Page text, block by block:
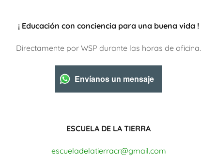
¡ Educación con conciencia para una buena vida !
Directamente por WSP durante las horas de oficina.
Envíanos un mensaje
ESCUELA DE LA TIERRA
escueladelatierracr@gmail.com